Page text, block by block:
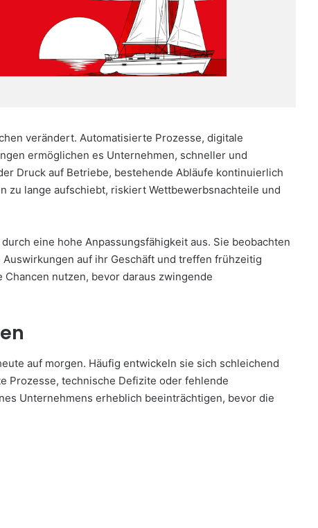
verändert. Automatisierte Prozesse, digitale
ermöglichen es Unternehmen, schneller und
Druck auf Betriebe, bestehende Abläufe kontinuierlich
zu lange aufschiebt, riskiert Wettbewerbsnachteile und
eine hohe Anpassungsfähigkeit aus. Sie beobachten
auf ihr Geschäft und treffen frühzeitig
nutzen, bevor daraus zwingende
auf morgen. Häufig entwickeln sie sich schleichend
Prozesse, technische Defizite oder fehlende
Unternehmens erheblich beeinträchtigen, bevor die